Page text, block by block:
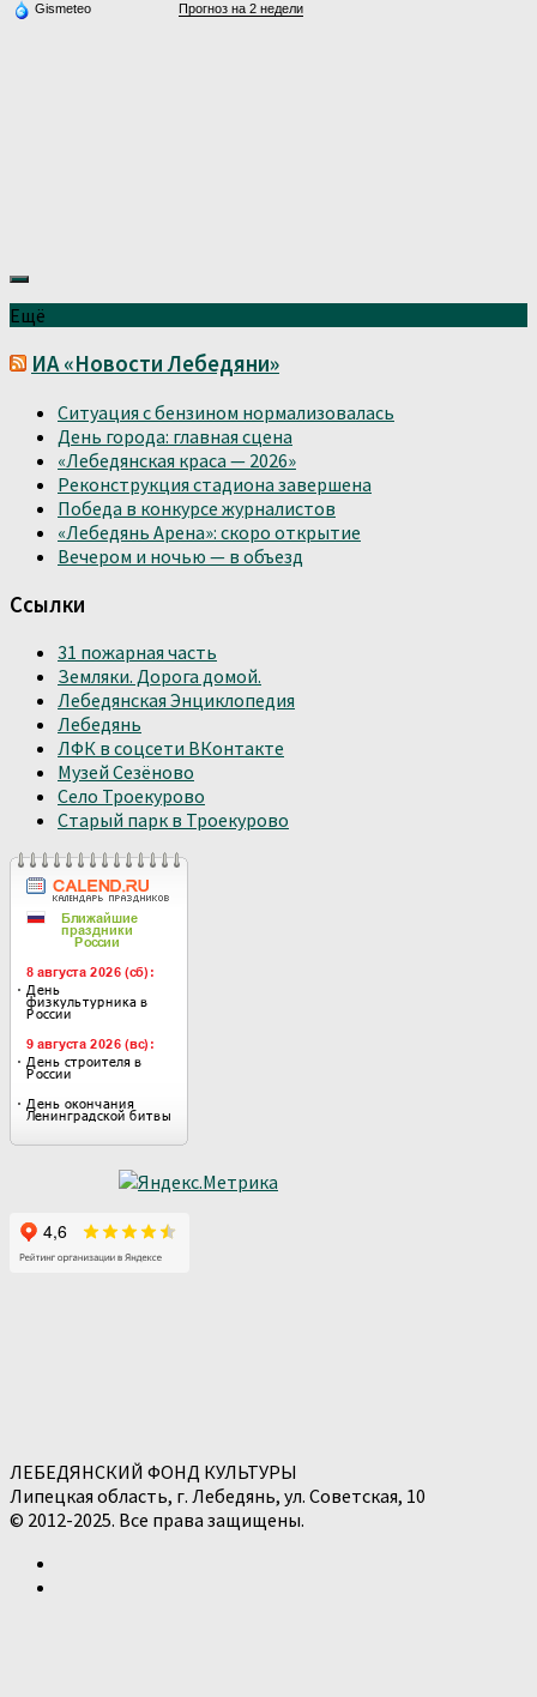
Gismeteo Прогноз на 2 недели
Ещё
ИА «Новости Лебедяни»
Ситуация с бензином нормализовалась
День города: главная сцена
«Лебедянская краса — 2026»
Реконструкция стадиона завершена
Победа в конкурсе журналистов
«Лебедянь Арена»: скоро открытие
Вечером и ночью — в объезд
Ссылки
31 пожарная часть
Земляки. Дорога домой.
Лебедянская Энциклопедия
Лебедянь
ЛФК в соцсети ВКонтакте
Музей Сезёново
Село Троекурово
Старый парк в Троекурово
ЛЕБЕДЯНСКИЙ ФОНД КУЛЬТУРЫ
Липецкая область, г. Лебедянь, ул. Советская, 10
© 2012-2025. Все права защищены.